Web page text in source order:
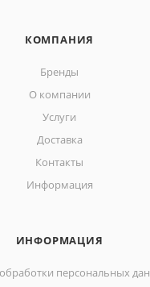
КОМПАНИЯ
Бренды
О компании
Услуги
Доставка
Контакты
Информация
ИНФОРМАЦИЯ
персональных